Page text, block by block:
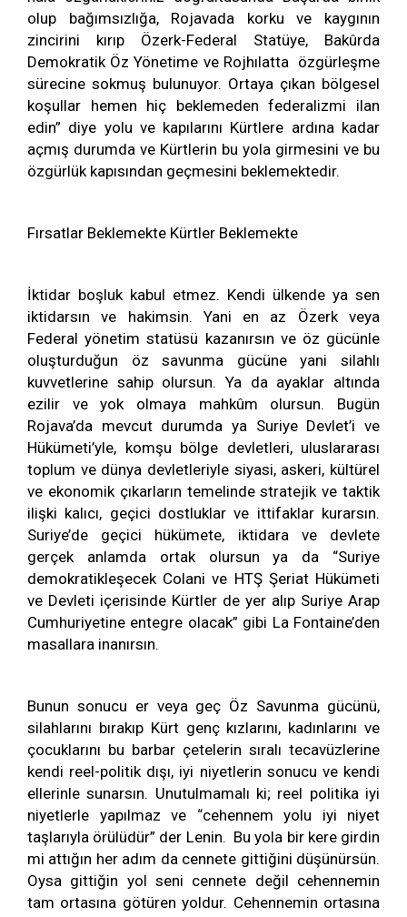
olup bağımsızlığa, Rojavada korku ve kaygının
zincirini kırıp Özerk-Federal Statüye, Bakûrda
Demokratik Öz Yönetime ve Rojhılatta özgürleşme
sürecine sokmuş bulunuyor. Ortaya çıkan bölgesel
koşullar hemen hiç beklemeden federalizmi ilan
edin” diye yolu ve kapılarını Kürtlere ardına kadar
açmış durumda ve Kürtlerin bu yola girmesini ve bu
özgürlük kapısından geçmesini beklemektedir.
Fırsatlar Beklemekte Kürtler Beklemekte
İktidar boşluk kabul etmez. Kendi ülkende ya sen
iktidarsın ve hakimsin. Yani en az Özerk veya
Federal yönetim statüsü kazanırsın ve öz gücünle
oluşturduğun öz savunma gücüne yani silahlı
kuvvetlerine sahip olursun. Ya da ayaklar altında
ezilir ve yok olmaya mahkûm olursun. Bugün
Rojava’da mevcut durumda ya Suriye Devlet’i ve
Hükümeti’yle, komşu bölge devletleri, uluslararası
toplum ve dünya devletleriyle siyasi, askeri, kültürel
ve ekonomik çıkarların temelinde stratejik ve taktik
ilişki kalıcı, geçici dostluklar ve ittifaklar kurarsın.
Suriye’de geçici hükümete, iktidara ve devlete
gerçek anlamda ortak olursun ya da “Suriye
demokratikleşecek Colani ve HTŞ Şeriat Hükümeti
ve Devleti içerisinde Kürtler de yer alıp Suriye Arap
Cumhuriyetine entegre olacak” gibi La Fontaine’den
masallara inanırsın.
Bunun sonucu er veya geç Öz Savunma gücünü,
silahlarını bırakıp Kürt genç kızlarını, kadınlarını ve
çocuklarını bu barbar çetelerin sıralı tecavüzlerine
kendi reel-politik dışı, iyi niyetlerin sonucu ve kendi
ellerinle sunarsın. Unutulmamalı ki; reel politika iyi
niyetlerle yapılmaz ve “cehennem yolu iyi niyet
taşlarıyla örülüdür” der Lenin. Bu yola bir kere girdin
mi attığın her adım da cennete gittiğini düşünürsün.
Oysa gittiğin yol seni cennete değil cehennemin
tam ortasına götüren yoldur. Cehennemin ortasına